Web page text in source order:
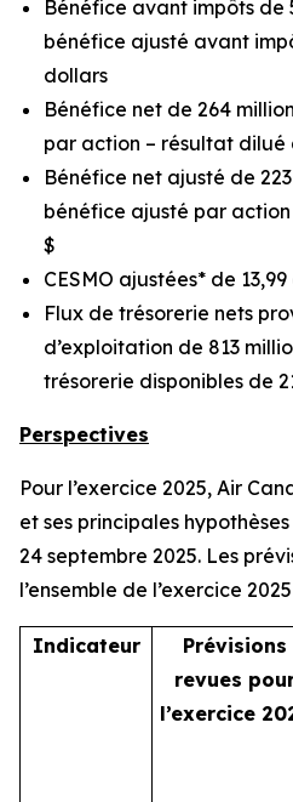
Bénéfice avant impôts de
bénéfice ajusté avant
dollars
Bénéfice net de 264
par action – résultat dilué
Bénéfice net ajusté de
bénéfice ajusté par
$
CESMO ajustées* de
Flux de trésorerie nets
d’exploitation de 813
trésorerie disponibles de
Perspectives
Pour l’exercice 2025, Air
et ses principales
24 septembre 2025. Les
l’ensemble de l’exercice
Indicateur
Prévisions
revues
l’exercice